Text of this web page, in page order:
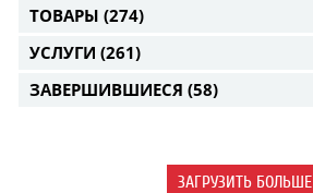
ТОВАРЫ (274)
УСЛУГИ (261)
ЗАВЕРШИВШИЕСЯ (58)
ЗАГРУЗИТЬ БОЛЬШЕ